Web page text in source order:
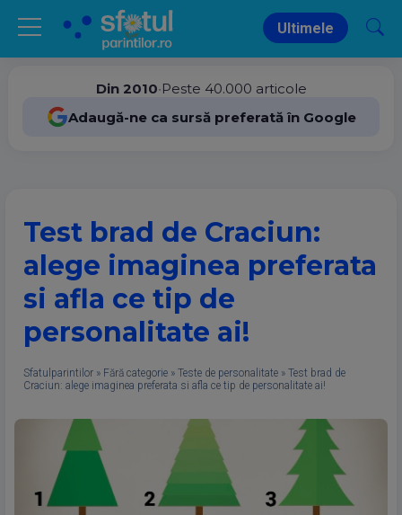
Ultimele
Din 2010•Peste 40.000 articole
Adaugă-ne ca sursă preferată în Google
Test brad de Craciun:
alege imaginea preferata
si afla ce tip de
personalitate ai!
Sfatulparintilor » Fără categorie » Teste de personalitate » Test brad de
Craciun: alege imaginea preferata si afla ce tip de personalitate ai!